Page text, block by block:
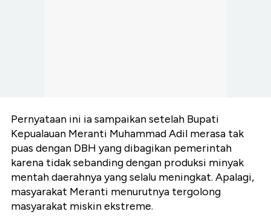
Pernyataan ini ia sampaikan setelah Bupati
Kepualauan Meranti Muhammad Adil merasa tak
puas dengan DBH yang dibagikan pemerintah
karena tidak sebanding dengan produksi minyak
mentah daerahnya yang selalu meningkat. Apalagi,
masyarakat Meranti menurutnya tergolong
masyarakat miskin ekstreme.